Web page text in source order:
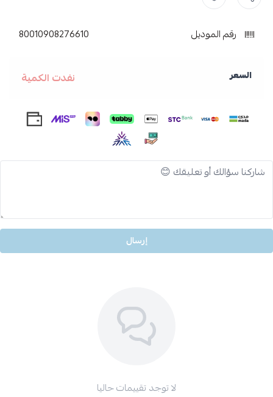
رقم الموديل 80010908276610
السعر نفدت الكمية
إرسال
لا توجد تقييمات حاليا